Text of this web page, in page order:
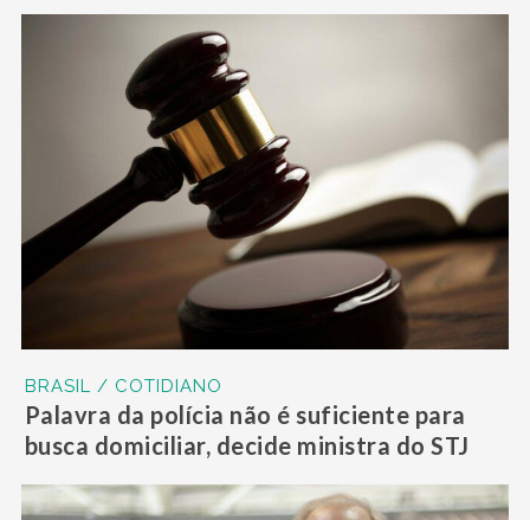
BRASIL / COTIDIANO
Palavra da polícia não é suficiente para
busca domiciliar, decide ministra do STJ